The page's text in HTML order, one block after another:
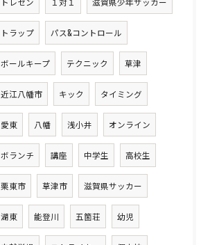
トラップ パス&コントロール
ボールキープ テクニック 草津
近江八幡市 キック タイミング
愛東 八幡 浅小井 オンライン
ボランチ 講座 中学生 高校生
栗東市 草津市 滋賀県サッカー
湖東 能登川 五箇荘 幼児